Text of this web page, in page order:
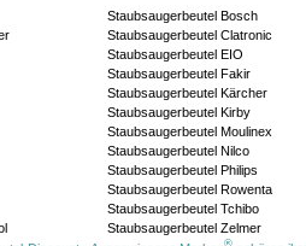
Staubsaugerbeutel Bosch
Staubsaugerbeutel Clatronic
Staubsaugerbeutel EIO
Staubsaugerbeutel Fakir
Staubsaugerbeutel Kärcher
Staubsaugerbeutel Kirby
Staubsaugerbeutel Moulinex
Staubsaugerbeutel Nilco
Staubsaugerbeutel Philips
Staubsaugerbeutel Rowenta
Staubsaugerbeutel Tchibo
Staubsaugerbeutel Zelmer
®